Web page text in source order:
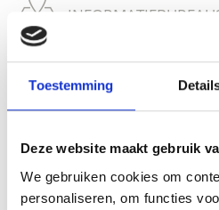
Toestemming
Deze website maakt gebruik
We gebruiken cookies om
personaliseren, om functies
TONEN OP KAART (DUITS)
Meer